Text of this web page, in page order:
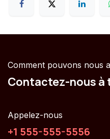
Comment pouvons nous
Contactez-nous à
Appelez-nous
+1 555-555-5556